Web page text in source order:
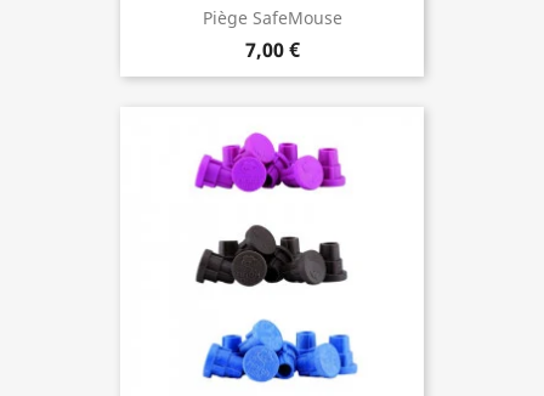
Piège SafeMouse
7,00 €